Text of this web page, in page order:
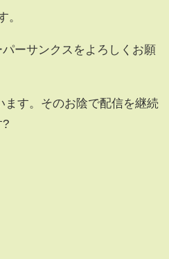
。
ーサンクスをよろしくお願
ます。そのお陰で配信を継続
?